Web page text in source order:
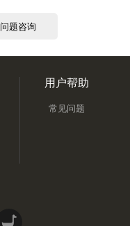
问题咨询
用户帮助
常见问题